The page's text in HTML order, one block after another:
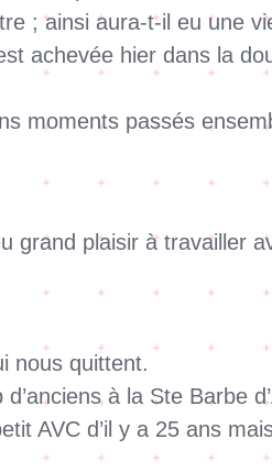
; ainsi aura-t-il eu une
achevée hier dans la
moments passés
grand plaisir à travailler
nous quittent.
à la Ste Barbe
AVC d’il y a 25 ans